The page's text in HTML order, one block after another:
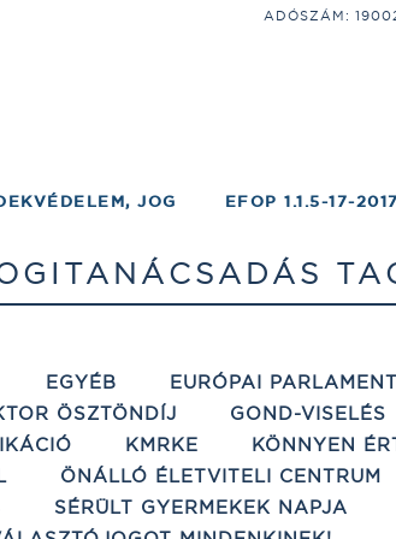
ADÓSZÁM:
JOG EFOP 1.1.5-17-
EGYÉB
EURÓPAI
ÖSZTÖNDÍJ GOND-VISELÉS
KMRKE
KÖNNYEN
ÖNÁLLÓ ÉLETVITELI CENTRUM
SÉRÜLT GYERMEKEK NAPJA